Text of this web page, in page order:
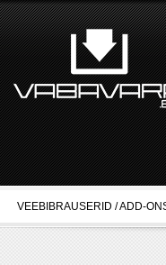
VEEBIBRAUSERID / ADD-